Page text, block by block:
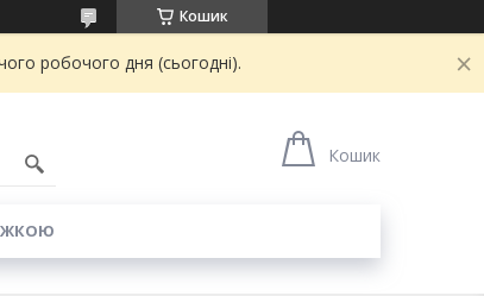
Кошик
робочого дня (сьогодні).
Кошик